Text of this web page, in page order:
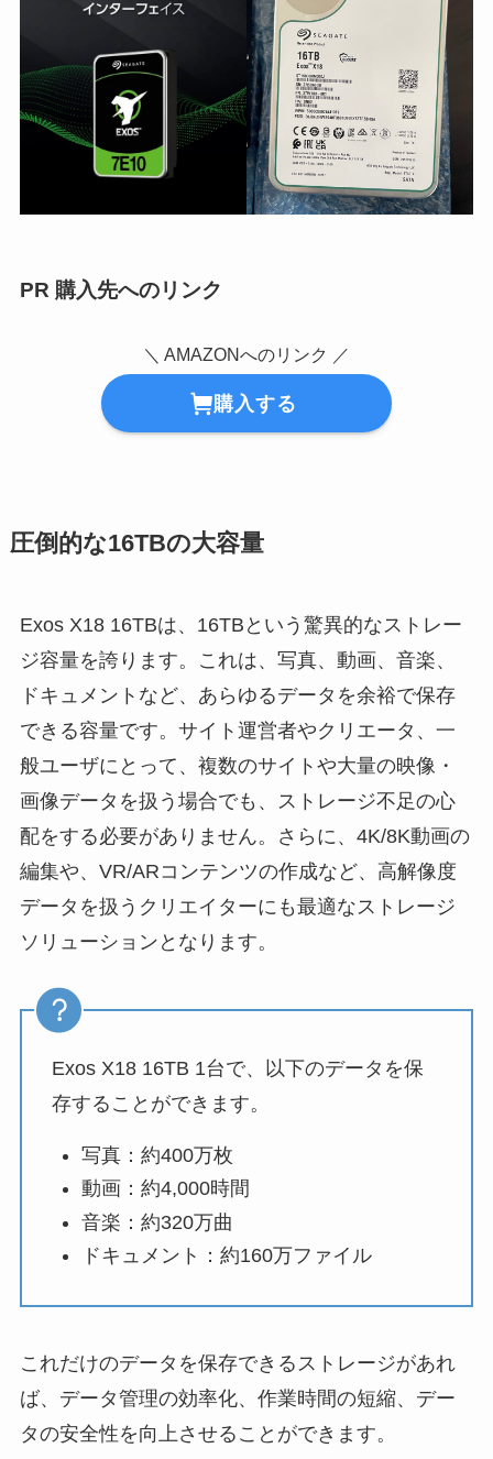
PR 購入先へのリンク
＼ AMAZONへのリンク ／
購入する
圧倒的な16TBの大容量
Exos X18 16TBは、16TBという驚異的なストレー
ジ容量を誇ります。これは、写真、動画、音楽、
ドキュメントなど、あらゆるデータを余裕で保存
できる容量です。サイト運営者やクリエータ、一
般ユーザにとって、複数のサイトや大量の映像・
画像データを扱う場合でも、ストレージ不足の心
配をする必要がありません。さらに、4K/8K動画の
編集や、VR/ARコンテンツの作成など、高解像度
データを扱うクリエイターにも最適なストレージ
ソリューションとなります。
Exos X18 16TB 1台で、以下のデータを保
存することができます。
写真：約400万枚
動画：約4,000時間
音楽：約320万曲
ドキュメント：約160万ファイル
これだけのデータを保存できるストレージがあれ
ば、データ管理の効率化、作業時間の短縮、デー
タの安全性を向上させることができます。